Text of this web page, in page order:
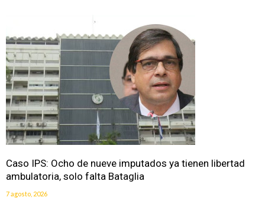
Caso IPS: Ocho de nueve imputados ya tienen libertad
ambulatoria, solo falta Bataglia
7 agosto, 2026